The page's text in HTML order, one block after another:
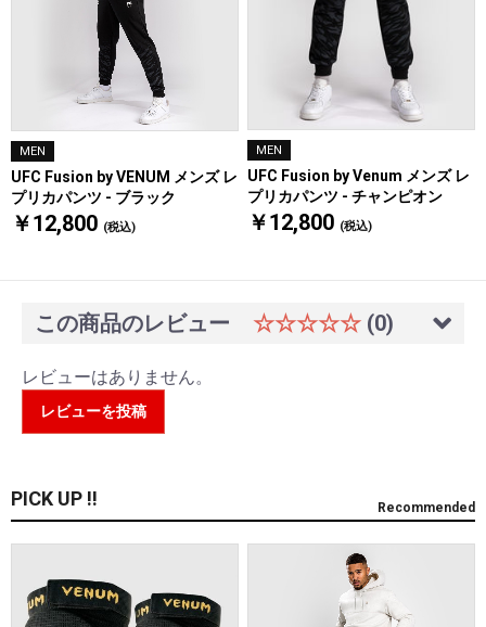
MEN
UFC Fusion by VENUM メンズ レ
プリカパンツ - ブラック
￥12,800 (税込)
MEN
UFC Fusion by Venum メンズ レ
プリカパンツ - チャンピオン
￥12,800 (税込)
この商品のレビュー ☆☆☆☆☆ (0)
レビューはありません。
レビューを投稿
PICK UP !! Recommended